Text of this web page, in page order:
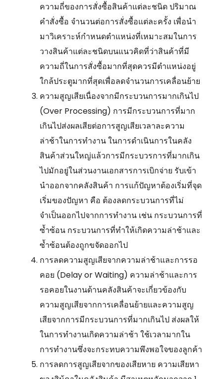
ความถี่ของการสั่งซื้อสินค้าแต่ละชนิด ปริมาณ
คำสั่งซื้อ จำนวนต่อการสั่งซื้อแต่ละครั้ง เพื่อนำ
มาวิเคราะห์กำหนดตำแหน่งที่เหมาะสมในการ
วางสินค้าแต่ละชนิดบนแนวคิดที่ว่าสินค้าที่มี
ความถี่ในการสั่งซื้อมากที่สุดควรมีตำแหน่งอยู่
ใกล้ประตูมากที่สุดเพื่อลดจำนวนการเคลื่อนย้าย
ความสูญเสียเนื่องจากมีกระบวนการมากเกินไป
(Over Processing) การมีกระบวนการที่มาก
เกินไปส่งผลเสียต่อการสูญเสียเวลาละความ
ล่าช้าในการทำงาน ในการดำเนินการในคลัง
สินค้าส่วนใหญ่แล้วการมีกระบวรการที่มากเกิน
ไปมักอยู่ในส่วนงานเอกสารการเบิกจ่าย รับเข้า
นำออกจากคลังสินค้า การแก้ปัญหาต้องเริ่มที่จุด
เริ่มของปัญหา คือ ต้องลดกระบวนการที่ไม่
จำเป็นออกไปจากการทำงาน เช่น กระบวนการที่
ซ้ำซ้อน กระบวนการที่ทำให้เกิดความล่าช้าและ
ซ้ำซ้อนต้องถูกขจัดออกไป
การลดความสูญเสียจากความล่าช้าและการรอ
คอย (Delay or Waiting) ความล่าช้าและการ
รอคอยในงานด้านคลังสินค้าจะเกี่ยวข้องกับ
ความสูญเสียจากการเคลื่อนย้ายและความสูญ
เสียจากการมีกระบวนการที่มากเกินไป ส่งผลให้
ในการทำงานเกิดความล่าช้า ใช้เวลามากใน
การทำงานซึ่งจะกระทบความพึงพอใจของลูกค้า
การลดการสูญเสียจากของเสียหาย ความเสียหา